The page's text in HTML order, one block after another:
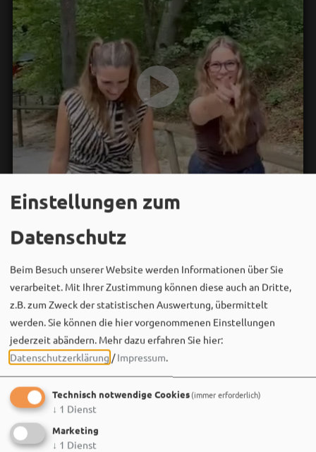
Bergwaldtheater
06. August um 18:08 via Facebook
Sei wie Luisa & Chiara!
Komm am 08.08. ins Bergwaldtheater und hol dir deinen
neuen Ohrwurm. 🎤✨
Einstellungen zum
Datenschutz
Beim Besuch unserer Website werden Informationen über Sie
verarbeitet. Mit Ihrer Zustimmung können diese auch an Dritte,
z.B. zum Zweck der statistischen Auswertung, übermittelt
werden. Sie können die hier vorgenommenen Einstellungen
jederzeit abändern. Mehr dazu erfahren Sie hier:
Datenschutzerklärung /Impressum.
Technisch notwendige Cookies(immer erforderlich)
↓ 1 Dienst
Marketing
↓ 1 Dienst